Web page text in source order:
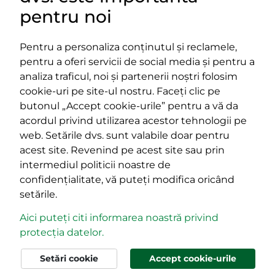
Impressum
Termeni și condiții
Platforma PPE
400029 Cluj-Napoca,
strada Cardinal Iuliu Hossu, nr.
41
tel/fax:0723 250 321
email:office@rmdsz.ro
400489 Cluj-Napoca,
strada Republicii, nr.
60
tel/fax:0264 590 758
email:
© rmdsz.ro 2026
pentru noi
Pentru a personaliza conținutul și reclamele,
pentru a oferi servicii de social media și pentru a
analiza traficul, noi și partenerii noștri folosim
cookie-uri pe site-ul nostru. Faceți clic pe
butonul „Accept cookie-urile” pentru a vă da
acordul privind utilizarea acestor tehnologii pe
web. Setările dvs. sunt valabile doar pentru
acest site. Revenind pe acest site sau prin
intermediul politicii noastre de
confidențialitate, vă puteți modifica oricând
setările.
Aici puteți citi informarea noastră privind
protecția datelor.
Setări cookie Accept cookie-urile